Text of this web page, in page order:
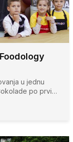
u jednu
po prvi…